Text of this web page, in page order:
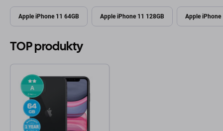
Apple iPhone 11 64GB Apple iPhone 11 128GB Apple iPhone
TOP produkty